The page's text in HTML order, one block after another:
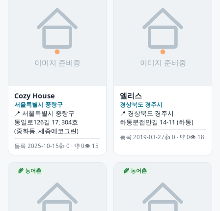
Cozy House
서울특별시 중랑구
📍 서울특별시 중랑구
동일로126길 17, 304호
(중화동, 세종에코그린)
등록 2025-10-15👍 0 · 👎 0👁 15
엘리스
경상북도 경주시
📍 경상북도 경주시
하동분접안길 14-11 (하동)
등록 2019-03-27👍 0 · 👎 0👁 18
🌾 농어촌 🌾 농어촌